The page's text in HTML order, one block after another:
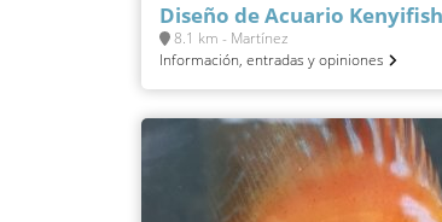
Diseño de Acuario Kenyifish
8.1 km - Martínez
Información, entradas y opiniones